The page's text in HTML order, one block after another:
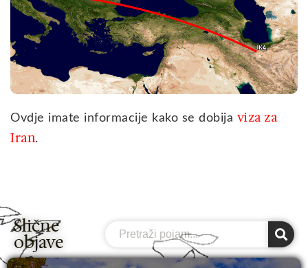
Ovdje imate informacije kako se dobija viza za
Iran.
Slične
objave
Search